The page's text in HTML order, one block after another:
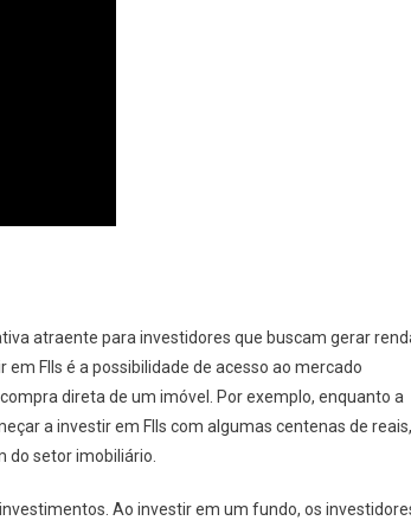
atraente para investidores que buscam gerar
FIIs é a possibilidade de acesso ao mercado
direta de um imóvel. Por exemplo, enquanto a
a investir em FIIs com algumas centenas de reais,
setor imobiliário.
Ao investir em um fundo, os